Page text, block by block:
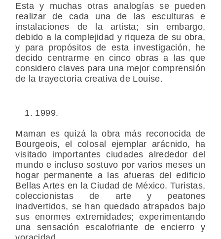
Esta y muchas otras analogías se pueden
realizar de cada una de las esculturas e
instalaciones de la artista; sin embargo,
debido a la complejidad y riqueza de su obra,
y para propósitos de esta investigación, he
decido centrarme en cinco obras a las que
considero claves para una mejor comprensión
de la trayectoria creativa de Louise.
1999.
Maman es quizá la obra más reconocida de
Bourgeois, el colosal ejemplar arácnido, ha
visitado importantes ciudades alrededor del
mundo e incluso sostuvo por varios meses un
hogar permanente a las afueras del edificio
Bellas Artes en la Ciudad de México. Turistas,
coleccionistas de arte y peatones
inadvertidos, se han quedado atrapados bajo
sus enormes extremidades; experimentando
una sensación escalofriante de encierro y